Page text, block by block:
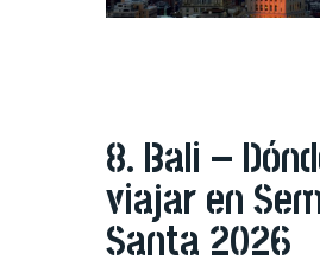
8. Bali –
viajar en
Santa 2026